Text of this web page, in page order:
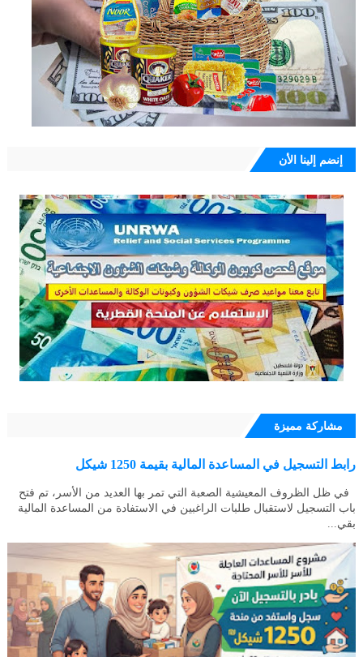
إنضم إلينا الأن
مشاركة مميزة
رابط التسجيل في المساعدة المالية بقيمة 1250 شيكل
في ظل الظروف المعيشية الصعبة التي تمر بها العديد من الأسر، تم فتح
باب التسجيل لاستقبال طلبات الراغبين في الاستفادة من المساعدة المالية
بقي...